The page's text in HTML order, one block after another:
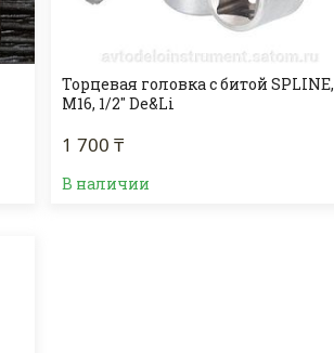
Торцевая головка с битой SPLINE,
М16, 1/2" De&Li
1 700 ₸
В наличии